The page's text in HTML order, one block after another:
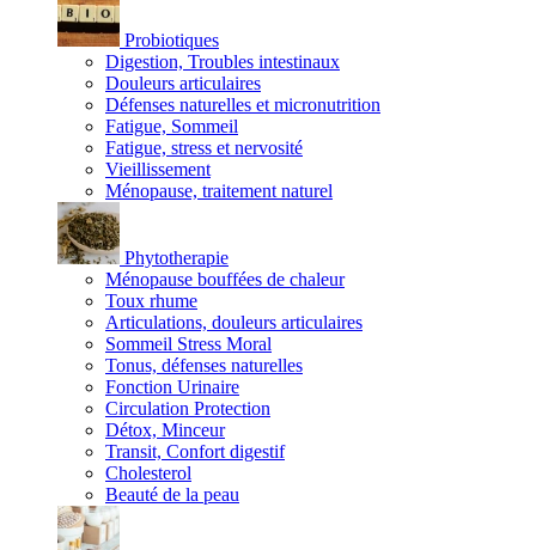
Probiotiques
Digestion, Troubles intestinaux
Douleurs articulaires
Défenses naturelles et micronutrition
Fatigue, Sommeil
Fatigue, stress et nervosité
Vieillissement
Ménopause, traitement naturel
Phytotherapie
Ménopause bouffées de chaleur
Toux rhume
Articulations, douleurs articulaires
Sommeil Stress Moral
Tonus, défenses naturelles
Fonction Urinaire
Circulation Protection
Détox, Minceur
Transit, Confort digestif
Cholesterol
Beauté de la peau